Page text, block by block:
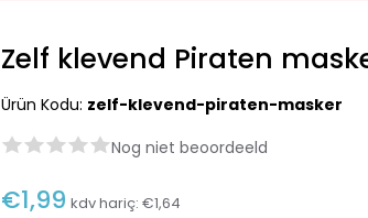
Zelf klevend Piraten
Ürün Kodu: zelf-klevend-piraten-masker
Nog niet beoordeeld
€1,99 kdv hariç:€1,64